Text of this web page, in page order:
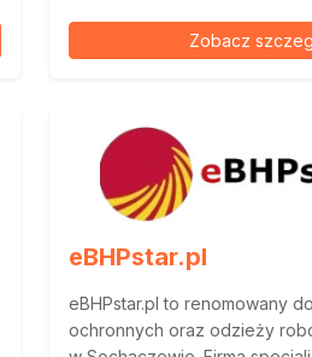
Zobacz
eBHPstar.pl
eBHPstar.pl to renomowany
ochronnych oraz odzieży